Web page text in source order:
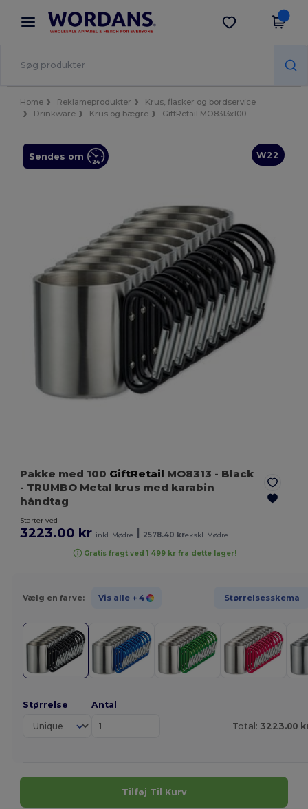
× Wordans-app
Bedre priser i appen!
Hent app
Home Reklameprodukter
Krus, flasker og bordservice
Drinkware
Krus og bægre GiftRetail MO8313x100
W22
Sendes om
Pakke med 100 GiftRetail MO8313 - Black
- TRUMBO Metal krus med karabin
håndtag
Starter ved
3223.00 kr inkl. Mødre 2578.40 krekskl. Mødre
Gratis fragt ved 1 499 kr fra dette lager!
Vælg en farve: Vis alle + 4 Størrelsesskema
Størrelse Antal
Total: 3223.00
Tilføj Til Kurv